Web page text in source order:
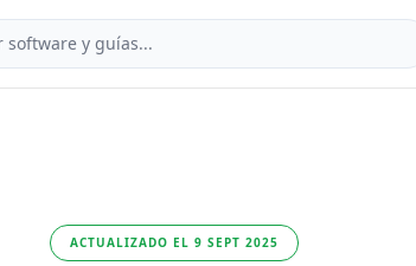
ACTUALIZADO EL 9 SEPT 2025